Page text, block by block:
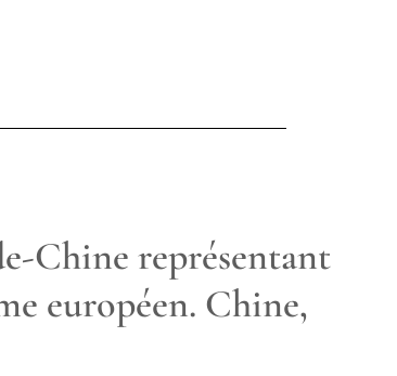
Chine représentant
européen. Chine,